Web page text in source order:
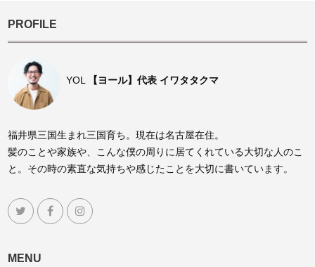
PROFILE
YOL 【ヨール】代表 イワタタクマ
福井県三国生まれ三国育ち。現在は名古屋在住。
髪のことや家族や、こんな僕の周りに居てくれている大切な人のこ
と。その時の素直な気持ちや感じたことを大切に書いています。
MENU